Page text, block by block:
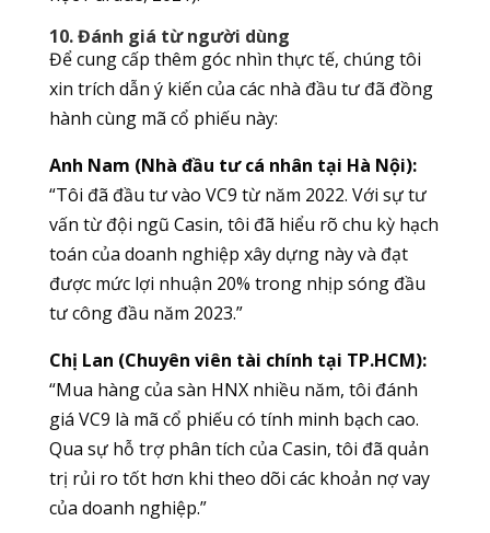
10. Đánh giá từ người dùng
Để cung cấp thêm góc nhìn thực tế, chúng tôi
xin trích dẫn ý kiến của các nhà đầu tư đã đồng
hành cùng mã cổ phiếu này:
Anh Nam (Nhà đầu tư cá nhân tại Hà Nội):
“Tôi đã đầu tư vào VC9 từ năm 2022. Với sự tư
vấn từ đội ngũ Casin, tôi đã hiểu rõ chu kỳ hạch
toán của doanh nghiệp xây dựng này và đạt
được mức lợi nhuận 20% trong nhịp sóng đầu
tư công đầu năm 2023.”
Chị Lan (Chuyên viên tài chính tại TP.HCM):
“Mua hàng của sàn HNX nhiều năm, tôi đánh
giá VC9 là mã cổ phiếu có tính minh bạch cao.
Qua sự hỗ trợ phân tích của Casin, tôi đã quản
trị rủi ro tốt hơn khi theo dõi các khoản nợ vay
của doanh nghiệp.”